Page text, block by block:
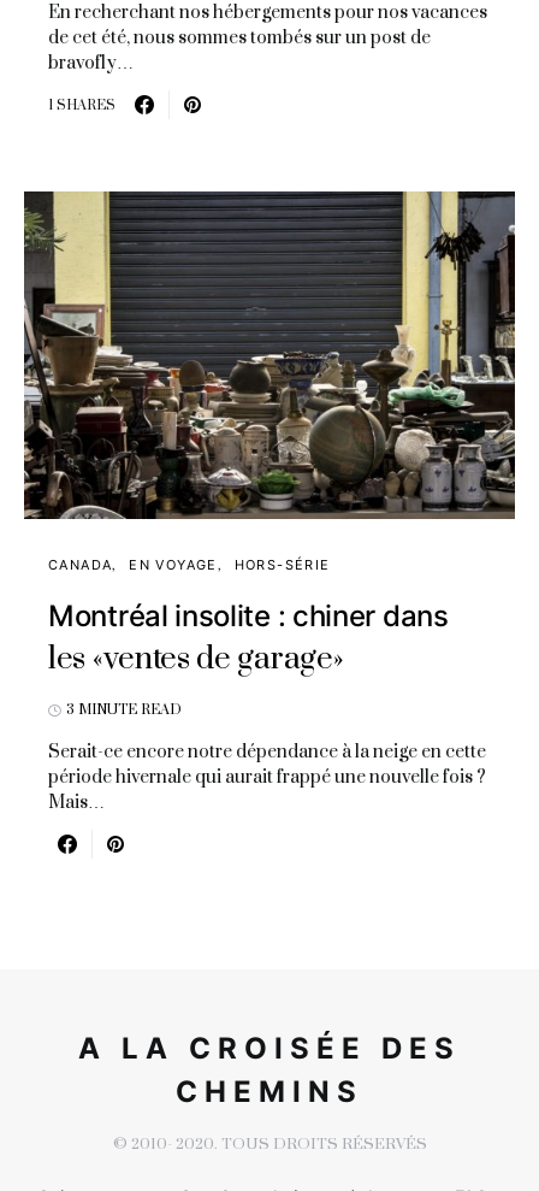
En recherchant nos hébergements pour nos vacances
de cet été, nous sommes tombés sur un post de
bravofly…
1 SHARES
CANADA EN VOYAGE HORS-SÉRIE
Montréal insolite : chiner dans
les «ventes de garage»
3 MINUTE READ
Serait-ce encore notre dépendance à la neige en cette
période hivernale qui aurait frappé une nouvelle fois ?
Mais…
A LA CROISÉE DES
CHEMINS
© 2010- 2020. TOUS DROITS RÉSERVÉS